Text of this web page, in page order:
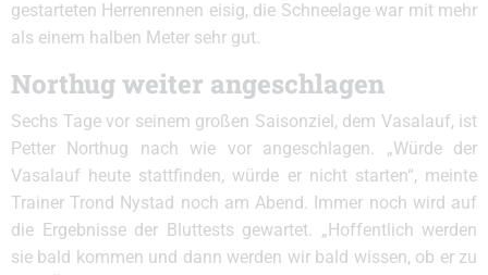
gestarteten Herrenrennen eisig, die Schneelage war mit mehr
als einem halben Meter sehr gut.
Northug weiter angeschlagen
Sechs Tage vor seinem großen Saisonziel, dem Vasalauf, ist
Petter Northug nach wie vor angeschlagen. „Würde der
Vasalauf heute stattfinden, würde er nicht starten“, meinte
Trainer Trond Nystad noch am Abend. Immer noch wird auf
die Ergebnisse der Bluttests gewartet. „Hoffentlich werden
sie bald kommen und dann werden wir bald wissen, ob er zu